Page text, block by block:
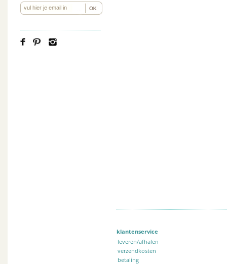
klantenservice
leveren/afhalen
verzendkosten
betaling